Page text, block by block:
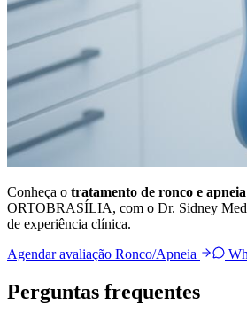
Conheça o tratamento de ronco e
ORTOBRASÍLIA, com o Dr. Sidney
de experiência clínica.
Agendar avaliação Ronco/Apneia
Perguntas frequentes